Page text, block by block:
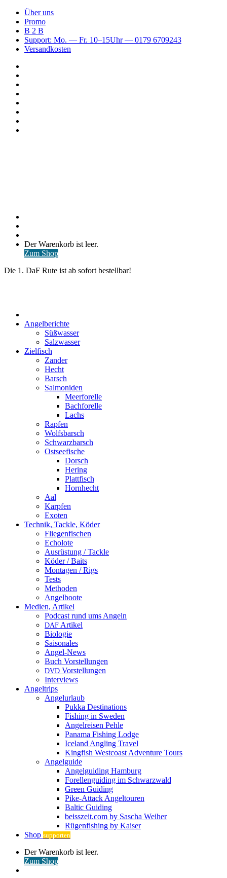
Über uns
Promo
B 2 B
Support: Mo. — Fr. 10–15Uhr — 0179 6709243
Versandkosten
Warenkorb
ansehen
Der Warenkorb ist leer.
Zum Shop
Die 1. DaF Rute ist ab sofort bestellbar!
Angelberichte
Süßwasser
Salzwasser
Zielfisch
Zander
Hecht
Barsch
Salmoniden
Meerforelle
Bachforelle
Lachs
Rapfen
Wolfsbarsch
Schwarzbarsch
Ostseefische
Dorsch
Hering
Plattfisch
Hornhecht
Aal
Karpfen
Exoten
Technik, Tackle, Köder
Fliegenfischen
Echolote
Ausrüstung / Tackle
Köder / Baits
Montagen / Rigs
Tests
Methoden
Angelboote
Medien, Artikel
Podcast rund ums Angeln
DAF Artikel
Biologie
Saisonales
Angel-News
Buch Vorstellungen
DVD Vorstellungen
Interviews
Angeltrips
Angelurlaub
Pukka Destinations
Fishing in Sweden
Angelreisen Pehle
Panama Fishing Lodge
Iceland Angling Travel
Kingfish Westcoast Adventure Tours
Angelguide
Angelguiding Hamburg
Forellenguiding im Schwarzwald
Green Guiding
Pike-Attack Angeltouren
Baltic Guiding
beisszeit.com by Sascha Weiher
Rügenfishing by Kaiser
Shop supporten
Warenkorb
ansehen
Der Warenkorb ist leer.
Zum Shop